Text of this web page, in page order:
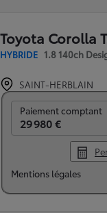
Toyota Corolla
HYBRIDE 1.8 140ch
SAINT-HERBLAIN
Paiement comptant
29 980 €
Mentions légales